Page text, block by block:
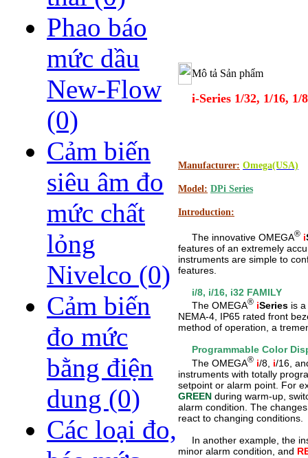
Phao báo
mức dầu
New-Flow
(0)
Cảm biến
siêu âm đo
mức chất
lỏng
Nivelco (0)
Cảm biến
đo mức
bằng điện
dung (0)
Các loại đo,
Mô tả Sản phẩm
i-Series 1/32, 1/16,
Manufacturer: Omega(USA)
Model: DPi Series
Introduction:
The innovative OMEGA® i
features of an extremely
instruments are simple to
features.
i/8, i/16, i32 FAMILY
The OMEGA® iSeries is
NEMA-4 , IP65 rated front
method of operation, a
Programmable Color
The OMEGA® i/8, i/16,
instruments with totally
setpoint or alarm point. For
GREEN during warm-up,
alarm condition. The
react to changing conditions.
In another example, the
minor alarm condition, and